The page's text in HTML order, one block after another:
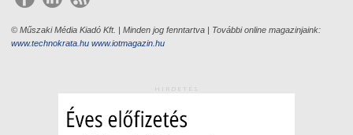
© Műszaki Média Kiadó Kft. | Minden jog fenntartva | További online magazinjaink:
www.technokrata.hu www.iotmagazin.hu
HIRDETÉS